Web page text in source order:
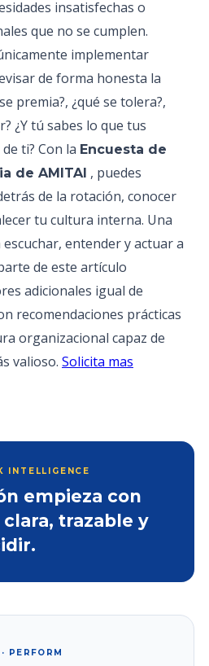
insatisfechas o
que no se cumplen.
implementar
de forma honesta la
premia?, ¿qué se tolera?,
¿Y tú sabes lo que tus
ti? Con la Encuesta de
de AMITAI , puedes
de la rotación, conocer
tu cultura interna. Una
entender y actuar a
de este artículo
adicionales igual de
recomendaciones prácticas
organizacional capaz de
valioso. Solicita mas
INTELLIGENCE
empieza con
trazable y
PERFORM